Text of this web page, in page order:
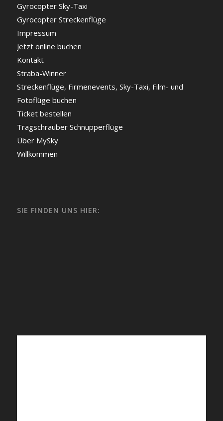
Gyrocopter Sky-Taxi
Gyrocopter Streckenflüge
Impressum
Jetzt online buchen
Kontakt
Straba-Winner
Streckenflüge, Firmenevents, Sky-Taxi, Film- und
Fotoflüge buchen
Ticket bestellen
Tragschrauber Schnupperflüge
Über MySky
Willkommen
SIE FINDEN UNS HIER: